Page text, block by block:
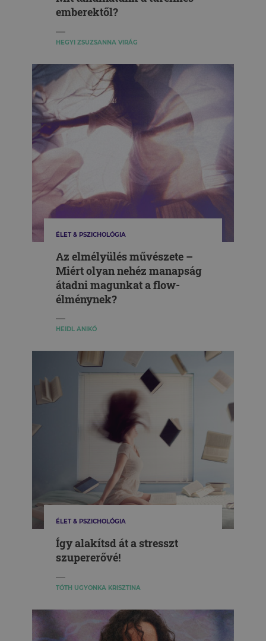
emberektől?
HEGYI ZSUZSANNA VIRÁG
ÉLET & PSZICHOLÓGIA
Az elmélyülés művészete –
Miért olyan nehéz manapság
átadni magunkat a flow-
élménynek?
HEIDL ANIKÓ
ÉLET & PSZICHOLÓGIA
Így alakítsd át a stresszt
szupererővé!
TÓTH UGYONKA KRISZTINA